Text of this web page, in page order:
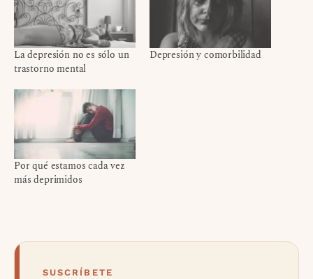
La depresión no es sólo un
trastorno mental
Depresión y comorbilidad
Por qué estamos cada vez
más deprimidos
SUSCRÍBETE